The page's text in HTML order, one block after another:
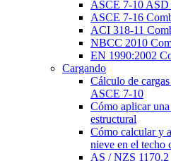
ASCE 7-10 ASD
ASCE 7-16
ACI 318-11
NBCC 2010
EN 1990:2002
Cargando
Cálculo de
ASCE 7-10
Cómo aplicar
estructural
Cómo calcular y
nieve en el techo
AS / NZS 1170.2